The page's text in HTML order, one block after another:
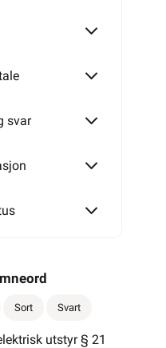
svar
Sort Svart
utstyr § 21